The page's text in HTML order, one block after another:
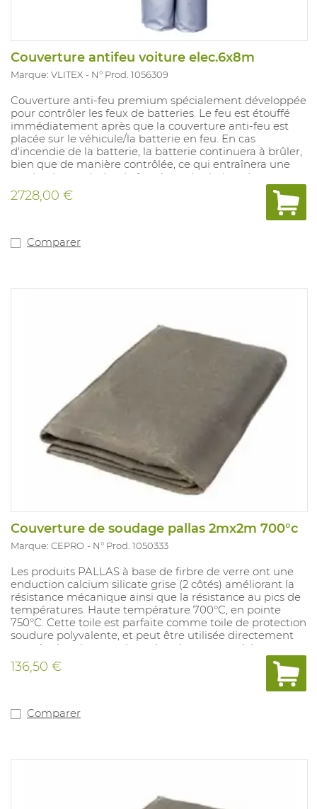
Couverture antifeu voiture elec.6x8m
Marque: VLITEX N° Prod. 1056309
Couverture anti-feu premium spécialement développée
pour contrôler les feux de batteries. Le feu est étouffé
immédiatement après que la couverture anti-feu est
placée sur le véhicule/la batterie en feu. En cas
d'incendie de la batterie, la batterie continuera à brûler,
bien que de manière contrôlée, ce qui entraînera une
production moindre de fumée et de chaleur. La
couverture Premium peut être utilisée plusieurs fois et
est équipée de 2 longues poignéés de 120cm pour hisser
facilement la couverture au-dessus du véhicule en feu.
température constante jusqu'à 1000°C (court terme
2728,00 €
Comparer
Couverture de soudage pallas 2mx2m 700°c
Marque: CEPRO N° Prod. 1050333
Les produits PALLAS à base de firbre de verre ont une
enduction calcium silicate grise (2 côtés) améliorant la
résistance mécanique ainsi que la résistance au pics de
températures. Haute température 700°C, en pointe
750°C. Cette toile est parfaite comme toile de protection
soudure polyvalente, et peut être utilisée directement
coupée depuis un rouleau dans le mesure où les
extrémités ne s'effilochent pas après la coupe. La toile
PALLAS ne contient pas d'amiante. Dimensions: 2m x
136,50 €
Comparer